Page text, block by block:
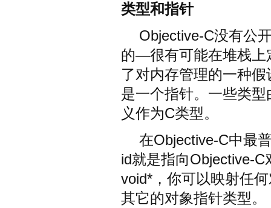
类型和指针
Objective-C没有公
的—很有可能在堆栈上
了对内存管理的一种
是一个指针。一些类
义作为C类型。
在Objective-C中最
id就是指向Objective-
void*，你可以映射任
其它的对象指针类型。